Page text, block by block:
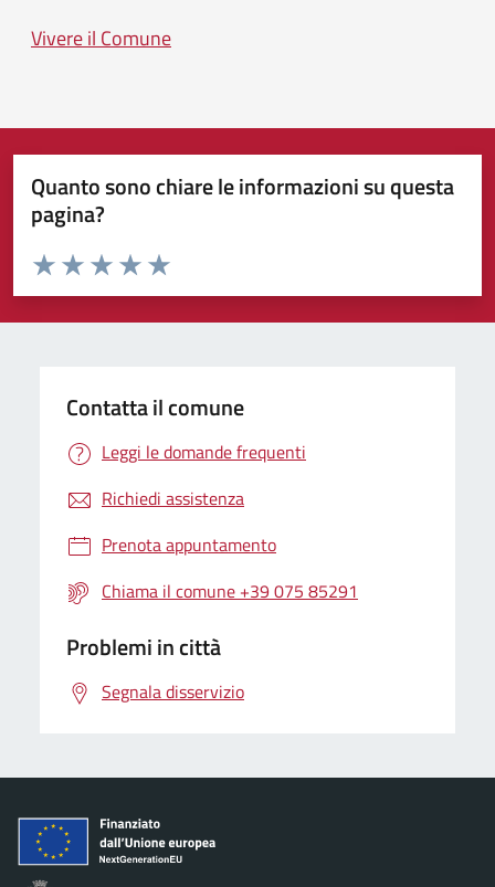
Vivere il Comune
Quanto sono chiare le informazioni su questa
pagina?
Valuta da 1 a 5 stelle la pagina
Valuta 5 stelle su 5
Valuta 4 stelle su 5
Valuta 3 stelle su 5
Valuta 2 stelle su 5
Valuta 1 stelle su 5
Contatta il comune
Leggi le domande frequenti
Richiedi assistenza
Prenota appuntamento
Chiama il comune +39 075 85291
Problemi in città
Segnala disservizio